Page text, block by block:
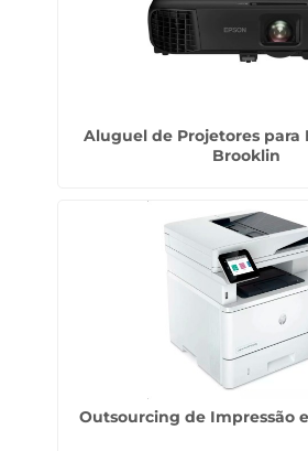
Aluguel de Projetores para
Brooklin
Outsourcing de Impressão